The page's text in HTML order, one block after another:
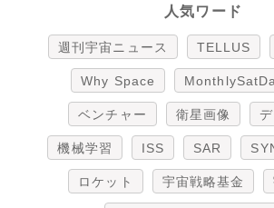
人気ワード
週刊宇宙ニュース TELLUS
Why Space
ベンチャー 衛星画像
機械学習 ISS SAR
ロケット 宇宙戦略基金